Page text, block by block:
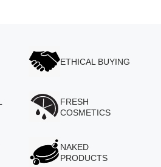
ETHICAL BUYING
FRESH
COSMETICS
NAKED
PRODUCTS